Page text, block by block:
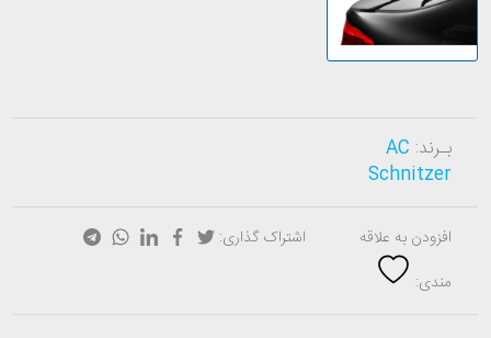
بـرند: AC
Schnitzer
افزودن به علاقه
مندی:
اشتراک گذاری: